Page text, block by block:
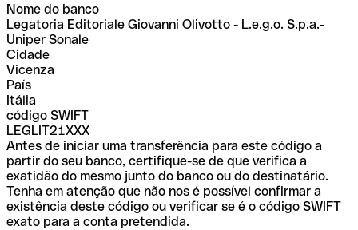
Nome do banco
Legatoria Editoriale Giovanni Olivotto - L.e.g.o. S.p.a.-
Uniper Sonale
Cidade
Vicenza
País
Itália
código SWIFT
LEGLIT21XXX
Antes de iniciar uma transferência para este código a
partir do seu banco, certifique-se de que verifica a
exatidão do mesmo junto do banco ou do destinatário.
Tenha em atenção que não nos é possível confirmar a
existência deste código ou verificar se é o código SWIFT
exato para a conta pretendida.